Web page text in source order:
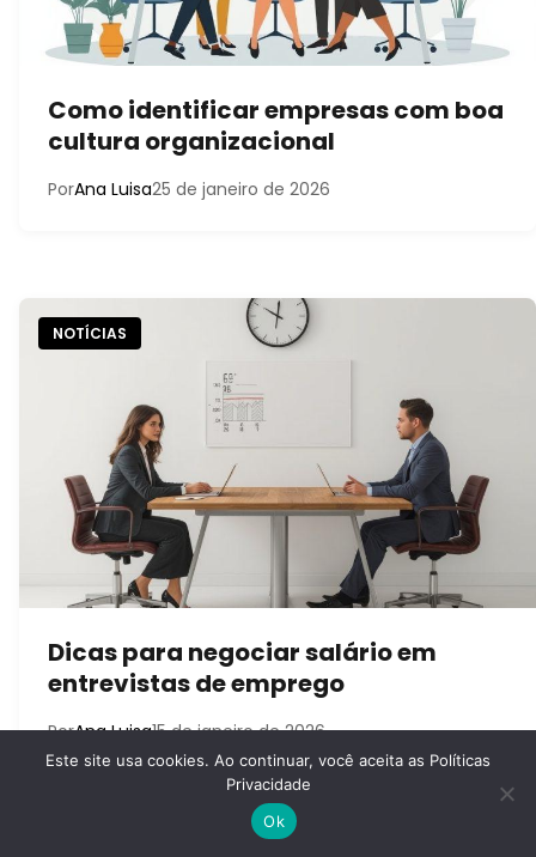
Como identificar empresas com boa
cultura organizacional
PorAna Luisa25 de janeiro de 2026
NOTÍCIAS
Dicas para negociar salário em
entrevistas de emprego
PorAna Luisa15 de janeiro de 2026
Este site usa cookies. Ao continuar, você aceita as Políticas
Privacidade
Ok